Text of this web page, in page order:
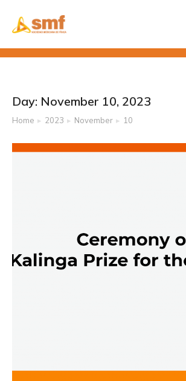
Day: November 10, 2023
You are here:
Home 2023 November 10